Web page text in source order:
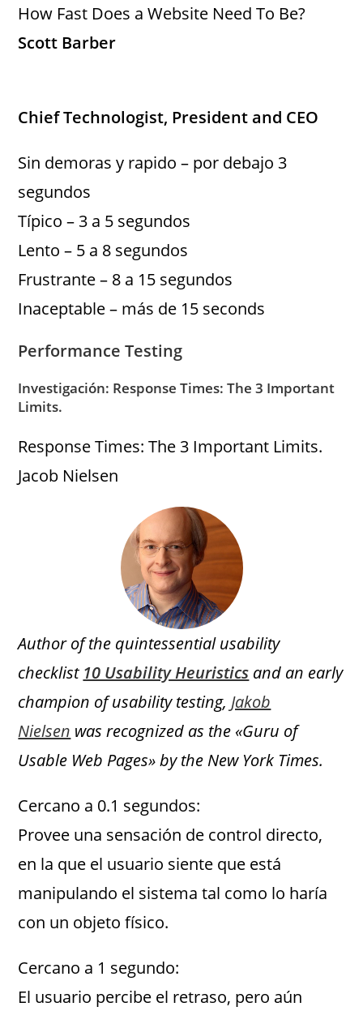
How Fast Does a Website Need To Be?
Scott Barber
Chief Technologist, President and CEO
Sin demoras y rapido – por debajo 3
segundos
Típico – 3 a 5 segundos
Lento – 5 a 8 segundos
Frustrante – 8 a 15 segundos
Inaceptable – más de 15 seconds
Performance Testing
Investigación: Response Times: The 3 Important
Limits.
Response Times: The 3 Important Limits.
Jacob Nielsen
Author of the quintessential usability
checklist 10 Usability Heuristics and an early
champion of usability testing, Jakob
Nielsen was recognized as the «Guru of
Usable Web Pages» by the New York Times.
Cercano a 0.1 segundos:
Provee una sensación de control directo,
en la que el usuario siente que está
manipulando el sistema tal como lo haría
con un objeto físico.
Cercano a 1 segundo:
El usuario percibe el retraso, pero aún